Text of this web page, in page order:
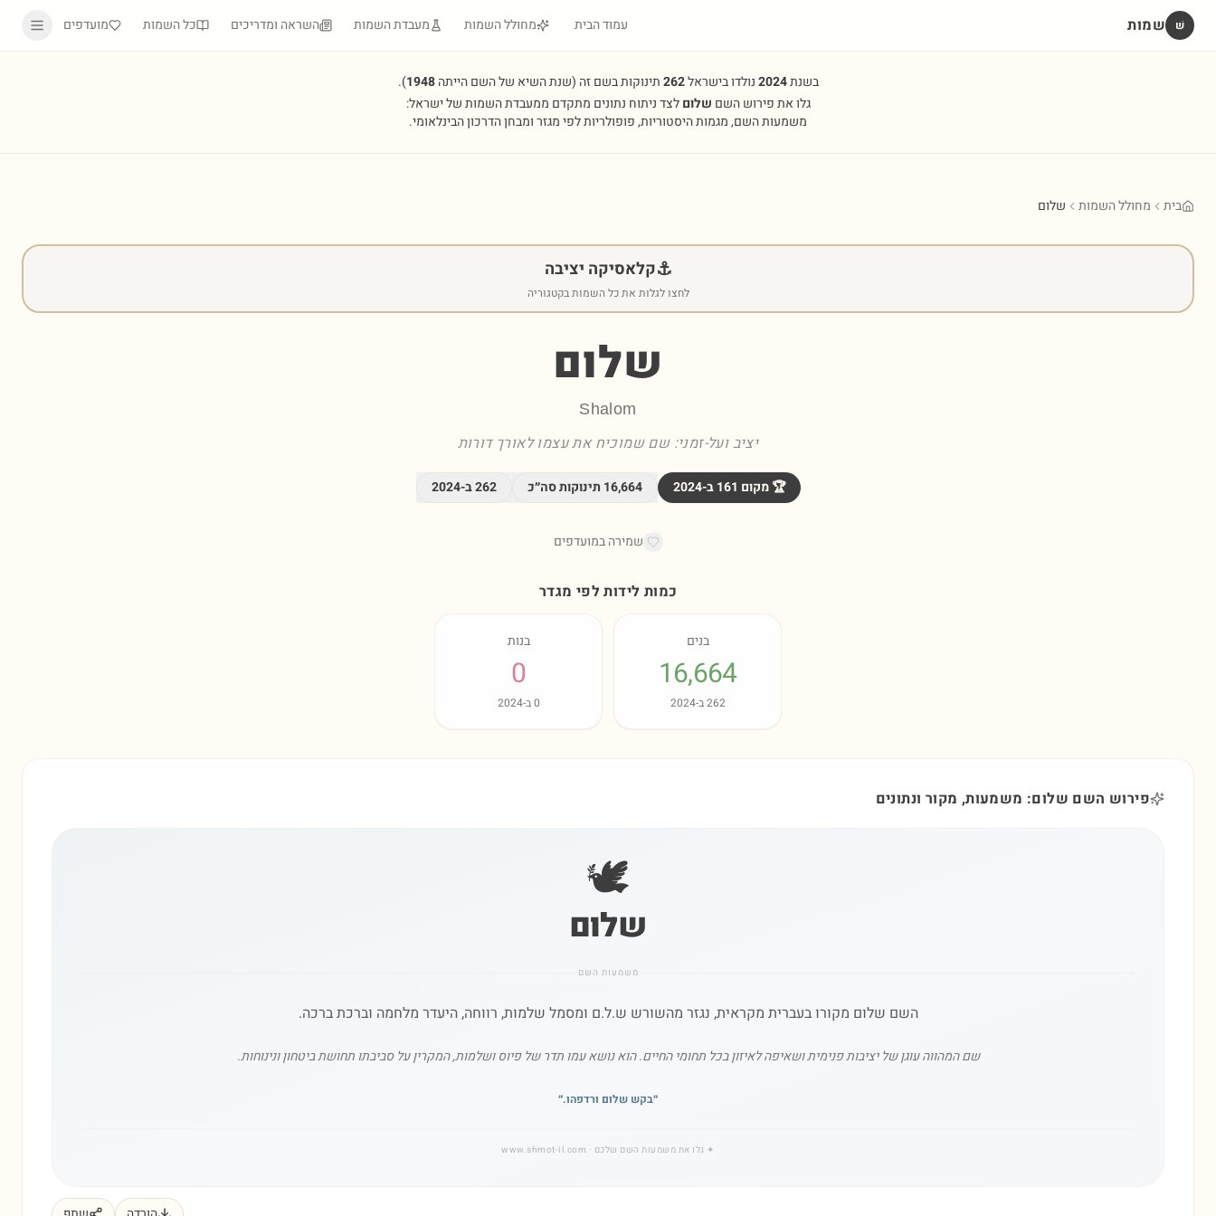
שׁ שמות עמוד הבית מחולל השמות מעבדת השמות השראה ומדריכים כל השמות מועדפים
בשנת2024נולדו בישראל262תינוקות בשם זה (שנת השיא של השם הייתה1948
).
גלו את פירוש השם שלוםלצד ניתוח נתונים מתקדם ממעבדת השמות של ישראל:
משמעות השם, מגמות היסטוריות, פופולריות לפי מגזר ומבחן הדרכון הבינלאומי.
בית מחולל השמות שלום
⚓קלאסיקה יציבה
לחצו לגלות את כל השמות בקטגוריה
שלום
Shalom
יציב ועל-זמני: שם שמוכיח את עצמו לאורך דורות
🏆 מקום 161ב-2024
16,664 תינוקות סה״כ 262ב-2024
שמירה במועדפים
כמות לידות לפי מגדר
בנים
16,664
262ב-2024
בנות
0
0ב-2024
פירוש השם שלום: משמעות, מקור ונתונים
🕊️
שלום
משמעות השם
השם שלום מקורו בעברית מקראית, נגזר מהשורש ש.ל.ם ומסמל שלמות, רווחה, היעדר מלחמה וברכת ברכה.
שם המהווה עוגן של יציבות פנימית ושאיפה לאיזון בכל תחומי החיים. הוא נושא עמו תדר של פיוס ושלמות, המקרין על סביבתו תחושת ביטחון ונינוחות.
״בקש שלום ורדפהו.״
✦ גלו את משמעות השם שלכם · www.shmot-il.com